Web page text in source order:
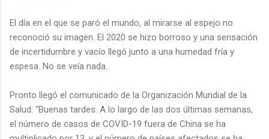
El día en el que se paró el mundo, al mirarse al espejo no
reconoció su imagen. El 2020 se hizo borroso y una sensación
de incertidumbre y vacío llegó junto a una humedad fría y
espesa. No se veía nada.
Pronto llegó el comunicado de la Organización Mundial de la
Salud: “Buenas tardes. A lo largo de las dos últimas semanas,
el número de casos de COVID-19 fuera de China se ha